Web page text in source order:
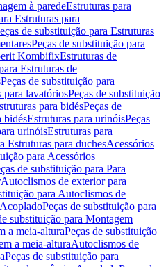
à paredeEstruturas para
Estruturas para
de substituição para Estruturas
Peças de substituição para
KombifixEstruturas de
Estruturas de
Peças de substituição para
para lavatóriosPeças de substituição
para bidésPeças de
bidésEstruturas para urinóisPeças
urinóisEstruturas para
Estruturas para duchesAcessórios
para Acessórios
de substituição para Para
Autoclismos de exterior para
para Autoclismos de
AcopladoPeças de substituição para
substituição para Montagem
a meia-alturaPeças de substituição
a meia-alturaAutoclismos de
Peças de substituição para